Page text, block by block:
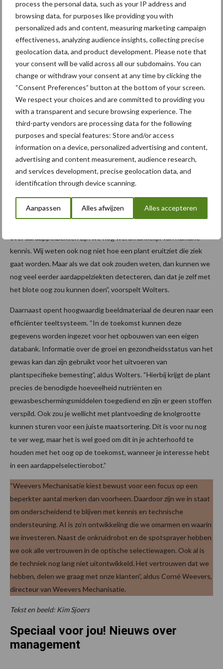
process the personal data, such as your IP address and
browsing data, for purposes like providing you with
personalized ads and content, measuring marketing campaign
effectiveness, analyzing audience insights, collecting precise
geolocation data, and product development. Please note that
your consent will be valid across all our subdomains. You can
change or withdraw your consent at any time by clicking the
“Consent Preferences” button at the bottom of your screen.
We respect your choices and are committed to providing you
with a transparent and secure browsing experience. The
third-party vendors are processing data for the following
purposes and special features: Store and/or access
information on a device, personalized advertising and content,
advertising and content measurement, audience research,
and services development, precise geolocation data, and
identification through device scanning.
Aanpassen Alles afwijzen Alles accepteren
seizoen zieke planten te verwijderen, beginnen telers het
teeltseizoen al op voorsprong, volgens de handelshuizen.
Daarnaast maakt optisch selecteren telers minder afhankelijk van
gekwalificeerd personeel en het gebruik van
gewasbeschermingsmiddelen. “Natuurlijk zijn er ook nog wel
draait de teler op voor de kosten? Voor nu is dat beide het geval,
maar als handelshuizen kunnen wij hen wel ondersteunen door
kennis te leveren om dergelijke machines en bijbehorende
algoritmes de komende tijd slimmer te maken.”
Plantspecifieke aanpak
Zal een aardappelselectierobot uiteindelijk de kunde van onze
ervaren selecteurs overstijgen? “Uiteindelijk zijn de beelden van
deze camera’s veel scherper, dan wat je met je eigen ogen kunt
zien. Daarom verwachten we dat je met deze machine eerder in
over aardappelziekten zijn we nog wel afhankelijk van humane
kennis. Wij weten ook nog niet hoe een plant eruitziet die ziek
gaat worden. Maar als we dat ook zouden weten, dan kunnen we
nog veel eerder aardappelziekten detecteren, dan dat je zelf met
het blote oog zou kunnen doen”, voorspelt Wolters.
Daarnaast opent hoogwaardig beeldmateriaal de deuren naar een
efficiënter teeltsysteem. “In de toekomst kunnen deze
gegevens worden ingezet voor het opbouwen van een eigen
databank. Informatie over de groei en gezondheidsstatus van het
gewas kan dan zijn gebruikt voor het uitvoeren van
plantspecifieke bemesting”, aldus Wolters. “Hierbij krijgt de plant
precies de benodigde hoeveelheid nutriënten en
gewasbeschermingsmiddelen toegediend en zijn er geen stoffen
verspild. Ook zou je wellicht met plantvoeding de knolgrootte
kunnen sturen voor een juiste maatsortering. Dit is voor nu nog
te ver weg, maar het is wel goed om dit in je achterhoofd te
houden met het oog op de toekomst, wanneer je interesse hebt
in een aardappelselectierobot.”
“Weevers Mechanisatie kiest bewust voor een focus op een
beperkter aantal merken dan voorheen. Daardoor zijn we in staat
om onderscheidend te blijven met kennis en technische
ondersteuning. AI is zo’n ontwikkeling die we omarmen en waarin
we investeren. Naast de onkruidrobot en de spotsprayer hebben
we ook alle vertrouwen in de optische selectiewagen. Ook al is
de techniek nog lang niet uitontwikkeld. Het vertrouwen dat we
hebben, delen we graag met onze klanten”, aldus Corné Weevers,
directeur van Weevers Mechanisatie.
Tekst en beeld: Kim Sjoers
Speciaal voor jou! Nieuws over
management